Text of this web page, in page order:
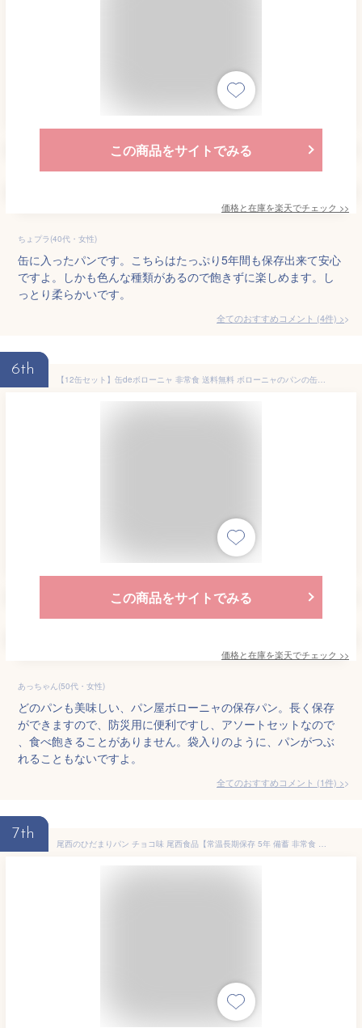
この商品をサイトでみる
価格と在庫を楽天でチェック >>
ちょプラ(40代・女性)
缶に入ったパンです。こちらはたっぷり5年間も保存出来て安心
ですよ。しかも色んな種類があるので飽きずに楽しめます。し
っとり柔らかいです。
全てのおすすめコメント (4件) >
6th
【12缶セット】缶deボローニャ 非常食 送料無料 ボローニャのパンの缶詰 （プレーン×4/チョコ×4/メープル×4）【D】 防災グッズ 保存食 防災用品 備蓄品 避難グッズ 缶詰め 3年保存 デニッシュパン 保存パン 台風対策 台風 大雨対策 大雨 あす楽
この商品をサイトでみる
価格と在庫を楽天でチェック >>
あっちゃん(50代・女性)
どのパンも美味しい、パン屋ボローニャの保存パン。長く保存
ができますので、防災用に便利ですし、アソートセットなので
、食べ飽きることがありません。袋入りのように、パンがつぶ
れることもないですよ。
全てのおすすめコメント (1件) >
7th
尾西のひだまりパン チョコ味 尾西食品【常温長期保存 5年 備蓄 非常食 災害食 保存食 キャンプ 登山 アウトドア】＜防災グッズ・防災セット＞